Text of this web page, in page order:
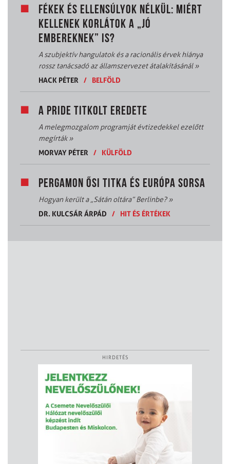
FÉKEK ÉS ELLENSÚLYOK NÉLKÜL: MIÉRT
KELLENEK KORLÁTOK A „JÓ
EMBEREKNEK” IS?
A szubjektív hangulatok és a racionális érvek hiánya
rossz tanácsadó az államszervezet átalakításánál»
HACK PÉTER
/ BELFÖLD
A PRIDE TITKOLT EREDETE
A melegmozgalom programját évtizedekkel ezelőtt
megírták»
MORVAY PÉTER
/ KÜLFÖLD
PERGAMON ŐSI TITKA ÉS EURÓPA SORSA
Hogyan került a „Sátán oltára” Berlinbe?»
DR. KULCSÁR ÁRPÁD
/ HIT ÉS ÉRTÉKEK
HIRDETÉS